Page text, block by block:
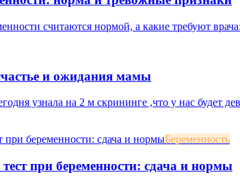
считаются нормой, а какие требуют
и ожидания мамы
узнала на 2 м скрининге ,что у нас будет
Беременность
при беременности: сдача и нормы